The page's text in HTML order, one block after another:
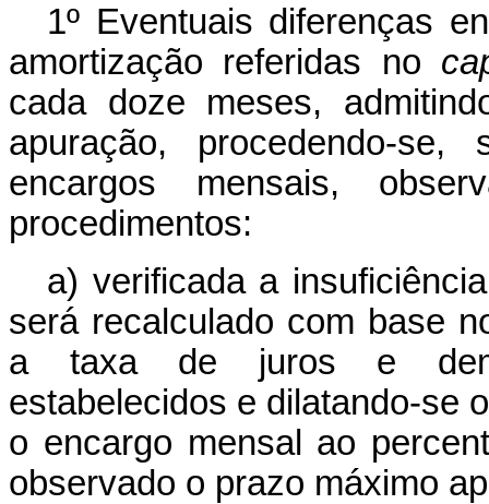
1º Eventuais diferenças
amortização referidas no
cada doze meses,
apuração, procedendo-
encargos mensais,
procedimentos:
a) verificada a
será recalculado com base
a taxa de juros e
estabelecidos e dilatando-se
o encargo mensal ao
observado o prazo máximo